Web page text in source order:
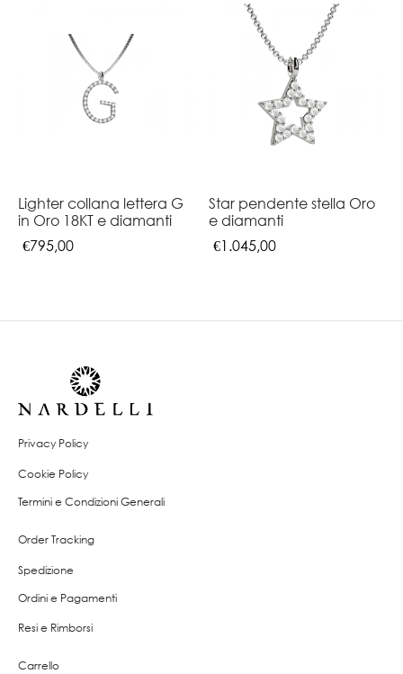
Lighter collana lettera G
in Oro 18KT e diamanti
€795,00
Star pendente stella Oro
e diamanti
€1.045,00
Privacy Policy
Cookie Policy
Termini e Condizioni Generali
Order Tracking
Spedizione
Ordini e Pagamenti
Resi e Rimborsi
Carrello